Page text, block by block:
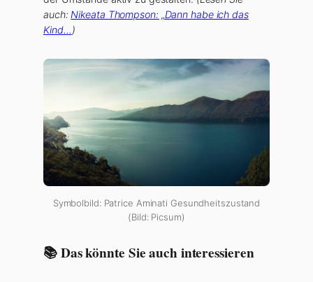
auch: Nikeata Thompson: „Dann habe ich das
Kind…)
Symbolbild: Patrice Aminati Gesundheitszustand
(Bild: Picsum)
📚 Das könnte Sie auch interessieren